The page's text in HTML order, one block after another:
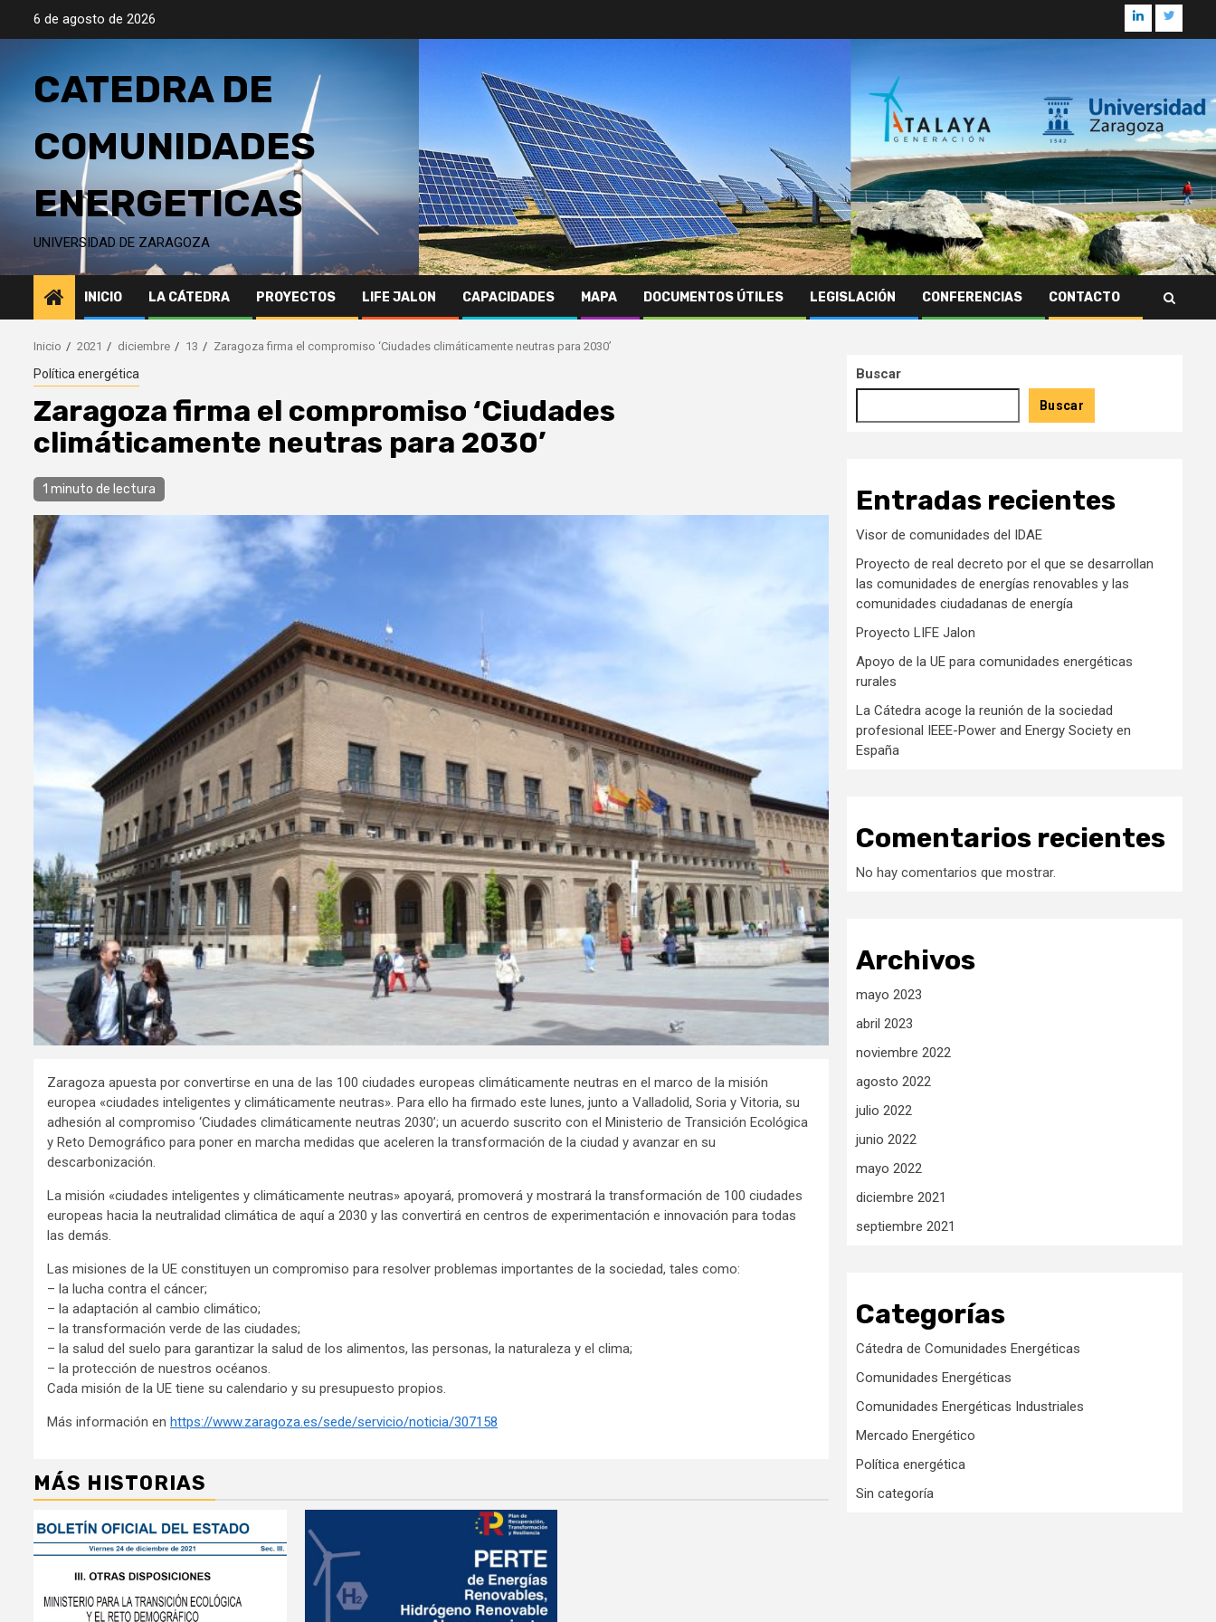
6 de agosto de 2026 LinkedinTwitter
CATEDRA DE
COMUNIDADES
ENERGETICAS
UNIVERSIDAD DE ZARAGOZA
INICIO LA CÁTEDRA PROYECTOS LIFE JALON CAPACIDADES MAPA DOCUMENTOS ÚTILES LEGISLACIÓN CONFERENCIAS CONTACTO
Inicio 2021 diciembre 13 Zaragoza firma el compromiso ‘Ciudades climáticamente neutras para 2030’
Política energética
Zaragoza firma el compromiso ‘Ciudades
climáticamente neutras para 2030’
1 minuto de lectura
Zaragoza apuesta por convertirse en una de las 100 ciudades europeas climáticamente neutras en el marco de la misión
europea «ciudades inteligentes y climáticamente neutras». Para ello ha firmado este lunes, junto a Valladolid, Soria y Vitoria, su
adhesión al compromiso ‘Ciudades climáticamente neutras 2030’; un acuerdo suscrito con el Ministerio de Transición Ecológica
y Reto Demográfico para poner en marcha medidas que aceleren la transformación de la ciudad y avanzar en su
descarbonización.
La misión «ciudades inteligentes y climáticamente neutras» apoyará, promoverá y mostrará la transformación de 100 ciudades
europeas hacia la neutralidad climática de aquí a 2030 y las convertirá en centros de experimentación e innovación para todas
las demás.
Las misiones de la UE constituyen un compromiso para resolver problemas importantes de la sociedad, tales como:
– la lucha contra el cáncer;
– la adaptación al cambio climático;
– la transformación verde de las ciudades;
– la salud del suelo para garantizar la salud de los alimentos, las personas, la naturaleza y el clima;
– la protección de nuestros océanos.
Cada misión de la UE tiene su calendario y su presupuesto propios.
Más información en https://www.zaragoza.es/sede/servicio/noticia/307158
MÁS HISTORIAS
Buscar
Buscar
Entradas recientes
Visor de comunidades del IDAE
Proyecto de real decreto por el que se desarrollan
las comunidades de energías renovables y las
comunidades ciudadanas de energía
Proyecto LIFE Jalon
Apoyo de la UE para comunidades energéticas
rurales
La Cátedra acoge la reunión de la sociedad
profesional IEEE-Power and Energy Society en
España
Comentarios recientes
No hay comentarios que mostrar.
Archivos
mayo 2023
abril 2023
noviembre 2022
agosto 2022
julio 2022
junio 2022
mayo 2022
diciembre 2021
septiembre 2021
Categorías
Cátedra de Comunidades Energéticas
Comunidades Energéticas
Comunidades Energéticas Industriales
Mercado Energético
Política energética
Sin categoría